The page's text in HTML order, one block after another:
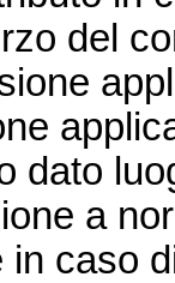
del
dato
a
in caso